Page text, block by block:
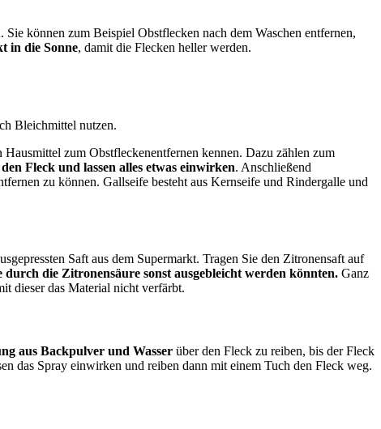
können zum Beispiel Obstflecken nach dem Waschen entfernen,
in die Sonne, damit die Flecken heller werden.
Bleichmittel nutzen.
zum Obstfleckenentfernen kennen. Dazu zählen zum
Fleck und lassen alles etwas einwirken. Anschließend
zu können. Gallseife besteht aus Kernseife und Rindergalle und
Saft aus dem Supermarkt. Tragen Sie den Zitronensaft auf
die Zitronensäure sonst ausgebleicht werden könnten. Ganz
dieser das Material nicht verfärbt.
aus Backpulver und Wasser über den Fleck zu reiben, bis der Fleck
das Spray einwirken und reiben dann mit einem Tuch den Fleck weg.